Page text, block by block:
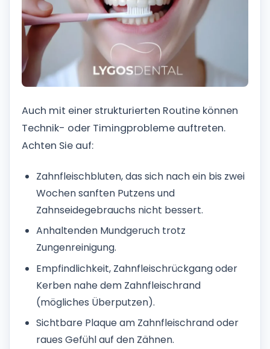
Auch mit einer strukturierten Routine können
Technik- oder Timingprobleme auftreten.
Achten Sie auf:
Zahnfleischbluten, das sich nach ein bis zwei
Wochen sanften Putzens und
Zahnseidegebrauchs nicht bessert.
Anhaltenden Mundgeruch trotz
Zungenreinigung.
Empfindlichkeit, Zahnfleischrückgang oder
Kerben nahe dem Zahnfleischrand
(mögliches Überputzen).
Sichtbare Plaque am Zahnfleischrand oder
raues Gefühl auf den Zähnen.